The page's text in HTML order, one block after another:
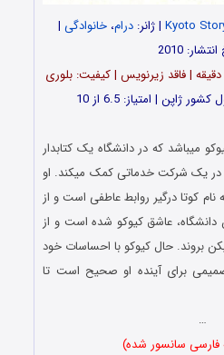
Kyoto | ژانر:درام،خانوادگی |
2010
| امتیاز: 6.5 از 10
میباشد که در دانشگاه یک کتابدار
در یک شرکت خدماتی کمک میکند. او
کوتا درگیر روابط عاطفی است و از
دانشگاه، عاشق کیوکو شده است و از
بروند. حال کیوکو با احساسات خود
برای آینده او صحیح است تا
…
فارسی سانسور شده)